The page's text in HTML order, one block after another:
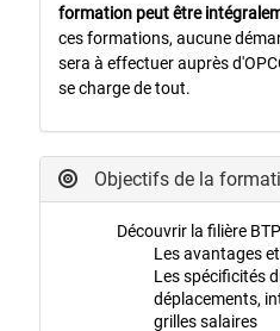
formation peut être
ces formations, aucune
sera à effectuer auprès
se charge de tout.
Objectifs de la
Découvrir la filière
Les avantages
Les spécificités
déplacements,
grilles salaires